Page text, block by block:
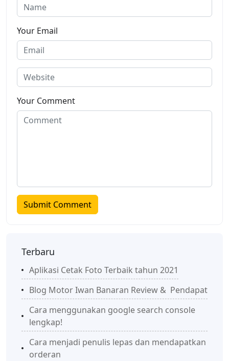
Your Email
Your Comment
Terbaru
Aplikasi Cetak Foto Terbaik tahun 2021
Blog Motor Iwan Banaran Review & Pendapat
Cara menggunakan google search console
lengkap!
Cara menjadi penulis lepas dan mendapatkan
orderan